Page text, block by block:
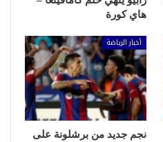
هاي كورة
أخبار الرياضة
نجم جديد من برشلونة على